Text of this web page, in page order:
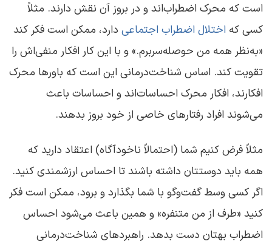
است که محرک اضطراب‌اند و در بروز آن نقش دارند. مثلاً
کسی که اختلال اضطراب اجتماعی دارد، ممکن است فکر کند
«به‌نظر همه من حوصله‌سربرم.» و با این کار افکار منفی‌اش را
تقویت کند. اساس شناخت‌درمانی این است که باورها محرک
افکارند، افکار محرک احساسات‌اند و احساسات باعث
می‌شوند افراد رفتارهای خاصی از خود بروز بدهند.
مثلاً فرض کنیم شما (احتمالاً ناخودآگاه) اعتقاد دارید که
همه باید دوستتان داشته باشند تا احساس ارزشمندی کنید.
اگر کسی وسط گفت‌وگو با شما بگذارد و برود، ممکن است فکر
کنید «طرف از من متنفره» و همین باعث می‌شود احساس
اضطراب بهتان دست بدهد. راهبردهای شناخت‌درمانی